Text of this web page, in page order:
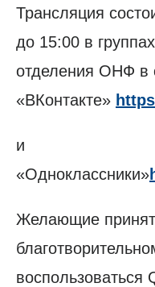
Трансляция
до 15:00 в
отделения ОНФ в
«ВКонтакте»
и
«Одноклассники»
Желающие
воспользоваться